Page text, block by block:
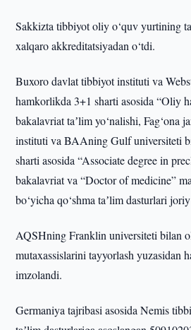
Sakkizta tibbiyot oliy o‘quv yurtining
xalqaro akkreditatsiyadan o‘tdi.
Buxoro davlat tibbiyot instituti va
hamkorlikda 3+1 sharti asosida “Oliy
bakalavriat taʼlim yo‘nalishi, Fag‘ona
instituti va BAAning Gulf universiteti
sharti asosida “Associate degree in
bakalavriat va “Doctor of medicine”
bo‘yicha qo‘shma taʼlim dasturlari
AQSHning Franklin universiteti bilan
mutaxassislarini tayyorlash yuzasidan
imzolandi.
Germaniya tajribasi asosida Nemis